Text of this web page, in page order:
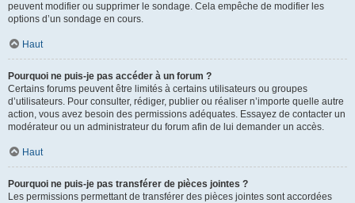
peuvent modifier ou supprimer le sondage. Cela empêche de modifier les
options d’un sondage en cours.
Haut
Pourquoi ne puis-je pas accéder à un forum ?
Certains forums peuvent être limités à certains utilisateurs ou groupes
d’utilisateurs. Pour consulter, rédiger, publier ou réaliser n’importe quelle autre
action, vous avez besoin des permissions adéquates. Essayez de contacter un
modérateur ou un administrateur du forum afin de lui demander un accès.
Haut
Pourquoi ne puis-je pas transférer de pièces jointes ?
Les permissions permettant de transférer des pièces jointes sont accordées